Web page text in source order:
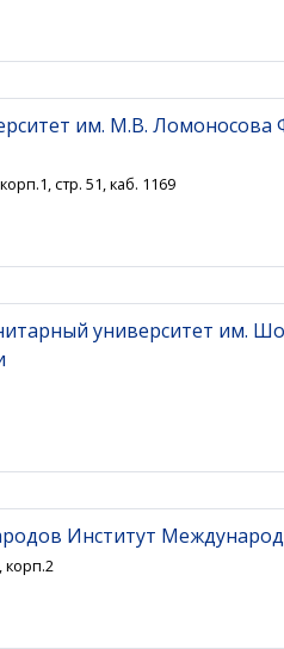
им. М.В. Ломоносова
стр. 51, каб. 1169
университет им.
Институт
корп.2